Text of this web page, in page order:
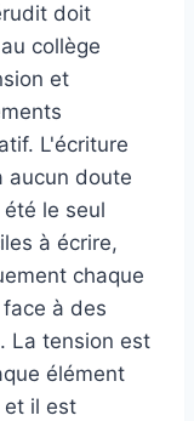
doit
collège
et
L'écriture
aucun doute
le seul
à écrire,
chaque
à des
La tension est
élément
et il est